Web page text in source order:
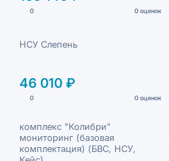
0 0 оценок
НСУ Слепень
46 010 ₽
0 0 оценок
комплекс "Колибри"
мониторинг (базовая
комплектация) (БВС, НСУ,